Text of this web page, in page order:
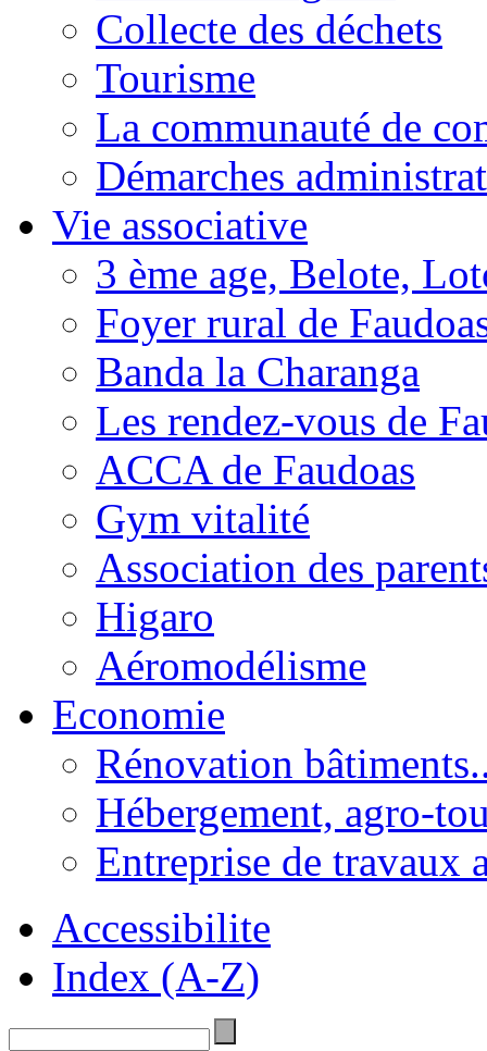
Collecte des déchets
Tourisme
La communauté de
Démarches
Vie associative
3 ème age, Belote,
Foyer rural de
Banda la Charanga
Les rendez-vous de
ACCA de Faudoas
Gym vitalité
Association des
Higaro
Aéromodélisme
Economie
Rénovation
Hébergement, agro-
Entreprise de travaux
Accessibilite
Index (A-Z)